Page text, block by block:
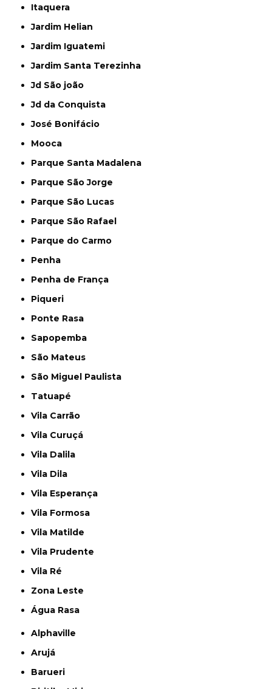
Itaquera
Jardim Helian
Jardim Iguatemi
Jardim Santa Terezinha
Jd São joão
Jd da Conquista
José Bonifácio
Mooca
Parque Santa Madalena
Parque São Jorge
Parque São Lucas
Parque São Rafael
Parque do Carmo
Penha
Penha de França
Piqueri
Ponte Rasa
Sapopemba
São Mateus
São Miguel Paulista
Tatuapé
Vila Carrão
Vila Curuçá
Vila Dalila
Vila Dila
Vila Esperança
Vila Formosa
Vila Matilde
Vila Prudente
Vila Ré
Zona Leste
Água Rasa
Alphaville
Arujá
Barueri